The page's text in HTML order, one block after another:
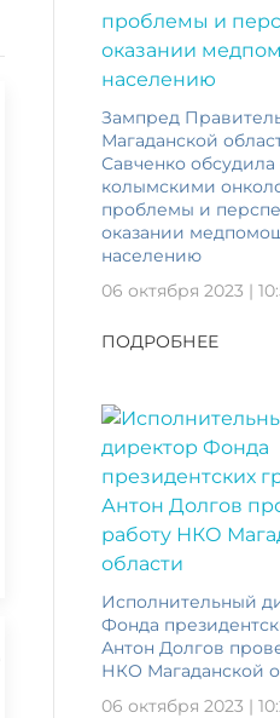
Зампред
Магаданской
Савченко обсудила
колымскими
проблемы и
оказании
населению
06 октября 2023 |
ПОДРОБНЕЕ
Исполнительный
Фонда
Антон Долгов
НКО Магаданской
06 октября 2023 |